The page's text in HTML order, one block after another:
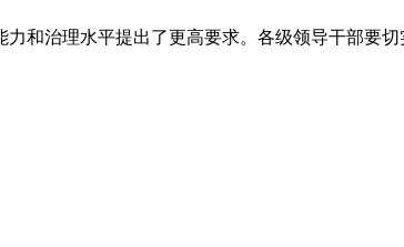
和治理水平提出了更高要求。各级领导干部要